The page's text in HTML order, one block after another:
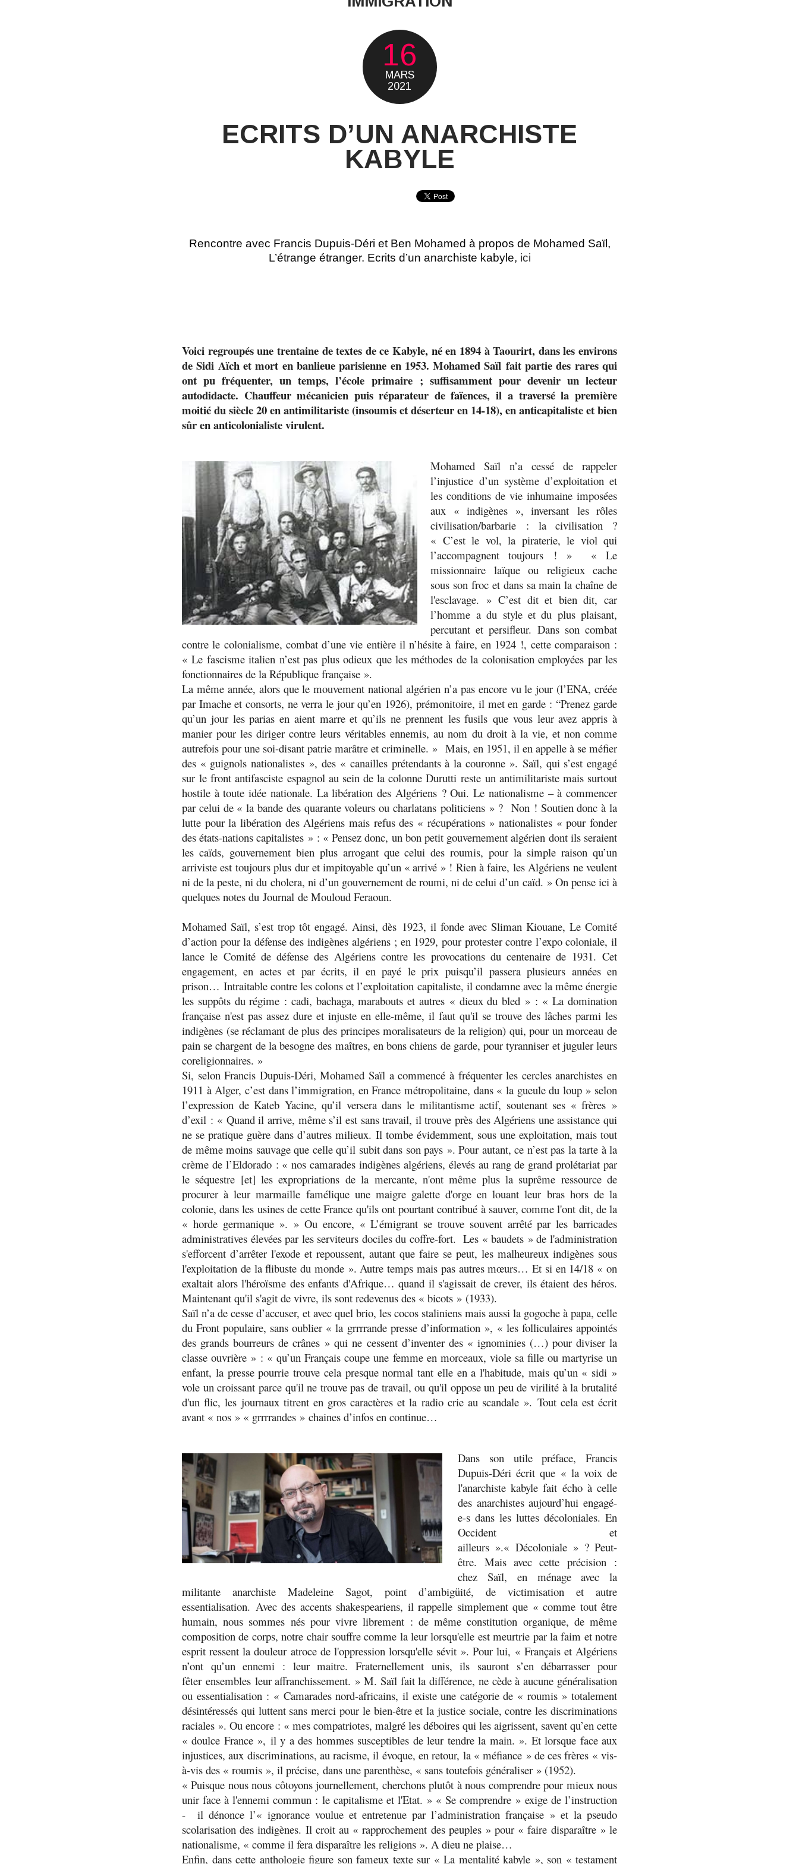
16
MARS
2021
ECRITS D’UN ANARCHISTE
KABYLE
Rencontre avec Francis Dupuis-Déri et Ben Mohamed à propos de Mohamed Saïl,
L’étrange étranger. Ecrits d’un anarchiste kabyle, ici
Voici regroupés une trentaine de textes de ce Kabyle, né en 1894 à Taourirt, dans les environs
de Sidi Aïch et mort en banlieue parisienne en 1953. Mohamed Saïl fait partie des rares qui
ont pu fréquenter, un temps, l’école primaire ; suffisamment pour devenir un lecteur
autodidacte. Chauffeur mécanicien puis réparateur de faïences, il a traversé la première
moitié du siècle 20 en antimilitariste (insoumis et déserteur en 14-18), en anticapitaliste et bien
sûr en anticolonialiste virulent.
Mohamed Saïl n’a cessé de rappeler
l’injustice d’un système d’exploitation et
les conditions de vie inhumaine imposées
aux « indigènes », inversant les rôles
civilisation/barbarie : la civilisation ?
« C’est le vol, la piraterie, le viol qui
l’accompagnent toujours ! » « Le
missionnaire laïque ou religieux cache
sous son froc et dans sa main la chaîne de
l'esclavage. » C’est dit et bien dit, car
l’homme a du style et du plus plaisant,
percutant et persifleur. Dans son combat
contre le colonialisme, combat d’une vie entière il n’hésite à faire, en 1924 !, cette comparaison :
«Le fascisme italien n’est pas plus odieux que les méthodes de la colonisation employées par les
fonctionnaires de la République française ».
La même année, alors que le mouvement national algérien n’a pas encore vu le jour (l’ENA, créée
par Imache et consorts, ne verra le jour qu’en 1926), prémonitoire, il met en garde : “Prenez garde
qu’un jour les parias en aient marre et qu’ils ne prennent les fusils que vous leur avez appris à
manier pour les diriger contre leurs véritables ennemis, au nom du droit à la vie, et non comme
autrefois pour une soi-disant patrie marâtre et criminelle. » Mais, en 1951, il en appelle à se méfier
des « guignols nationalistes », des « canailles prétendants à la couronne ». Saïl, qui s’est engagé
sur le front antifasciste espagnol au sein de la colonne Durutti reste un antimilitariste mais surtout
hostile à toute idée nationale. La libération des Algériens ? Oui. Le nationalisme – à commencer
par celui de «la bande des quarante voleurs ou charlatans politiciens » ? Non ! Soutien donc à la
lutte pour la libération des Algériens mais refus des « récupérations » nationalistes «pour fonder
des états-nations capitalistes » : «Pensez donc, un bon petit gouvernement algérien dont ils seraient
les caïds, gouvernement bien plus arrogant que celui des roumis, pour la simple raison qu’un
arriviste est toujours plus dur et impitoyable qu’un « arrivé » ! Rien à faire, les Algériens ne veulent
ni de la peste, ni du cholera, ni d’un gouvernement de roumi, ni de celui d’un caïd. » On pense ici à
quelques notes du Journal de Mouloud Feraoun.
Mohamed Saïl, s’est trop tôt engagé. Ainsi, dès 1923, il fonde avec Sliman Kiouane, Le Comité
d’action pour la défense des indigènes algériens ; en 1929, pour protester contre l’expo coloniale, il
lance le Comité de défense des Algériens contre les provocations du centenaire de 1931. Cet
engagement, en actes et par écrits, il en payé le prix puisqu’il passera plusieurs années en
prison… Intraitable contre les colons et l’exploitation capitaliste, il condamne avec la même énergie
les suppôts du régime : cadi, bachaga, marabouts et autres « dieux du bled » : «La domination
française n'est pas assez dure et injuste en elle-même, il faut qu'il se trouve des lâches parmi les
indigènes (se réclamant de plus des principes moralisateurs de la religion) qui, pour un morceau de
pain se chargent de la besogne des maîtres, en bons chiens de garde, pour tyranniser et juguler leurs
coreligionnaires. »
Si, selon Francis Dupuis-Déri, Mohamed Saïl a commencé à fréquenter les cercles anarchistes en
1911 à Alger, c’est dans l’immigration, en France métropolitaine, dans « la gueule du loup » selon
l’expression de Kateb Yacine, qu’il versera dans le militantisme actif, soutenant ses « frères »
d’exil : « Quand il arrive, même s’il est sans travail, il trouve près des Algériens une assistance qui
ne se pratique guère dans d’autres milieux. Il tombe évidemment, sous une exploitation, mais tout
de même moins sauvage que celle qu’il subit dans son pays ». Pour autant, ce n’est pas la tarte à la
crème de l’Eldorado : «nos camarades indigènes algériens, élevés au rang de grand prolétariat par
le séquestre [et] les expropriations de la mercante, n'ont même plus la suprême ressource de
procurer à leur marmaille famélique une maigre galette d'orge en louant leur bras hors de la
colonie, dans les usines de cette France qu'ils ont pourtant contribué à sauver, comme l'ont dit, de la
« horde germanique». » Ou encore, «L’émigrant se trouve souvent arrêté par les barricades
administratives élevées par les serviteurs dociles du coffre-fort. Les « baudets » de l'administration
s'efforcent d’arrêter l'exode et repoussent, autant que faire se peut, les malheureux indigènes sous
l'exploitation de la flibuste du monde». Autre temps mais pas autres mœurs… Et si en 14/18 «on
exaltait alors l'héroïsme des enfants d'Afrique… quand il s'agissait de crever, ils étaient des héros.
Maintenant qu'il s'agit de vivre, ils sont redevenus des « bicots » (1933).
Saïl n’a de cesse d’accuser, et avec quel brio, les cocos staliniens mais aussi la gogoche à papa, celle
du Front populaire, sans oublier «la grrrrande presse d’information », « les folliculaires appointés
des grands bourreurs de crânes » qui ne cessent d’inventer des « ignominies (…) pour diviser la
classe ouvrière » : «qu’un Français coupe une femme en morceaux, viole sa fille ou martyrise un
enfant, la presse pourrie trouve cela presque normal tant elle en a l'habitude, mais qu’un « sidi »
vole un croissant parce qu'il ne trouve pas de travail, ou qu'il oppose un peu de virilité à la brutalité
d'un flic, les journaux titrent en gros caractères et la radio crie au scandale ». Tout cela est écrit
avant « nos » « grrrrandes » chaines d’infos en continue…
Dans son utile préface, Francis
Dupuis-Déri écrit que «la voix de
l'anarchiste kabyle fait écho à celle
des anarchistes aujourd’hui engagé-
e-s dans les luttes décoloniales. En
Occident et
ailleurs ».« Décoloniale » ? Peut-
être. Mais avec cette précision :
chez Saïl, en ménage avec la
militante anarchiste Madeleine Sagot, point d’ambigüité, de victimisation et autre
essentialisation. Avec des accents shakespeariens, il rappelle simplement que « comme tout être
humain, nous sommes nés pour vivre librement : de même constitution organique, de même
composition de corps, notre chair souffre comme la leur lorsqu'elle est meurtrie par la faim et notre
esprit ressent la douleur atroce de l'oppression lorsqu'elle sévit ». Pour lui, « Français et Algériens
n’ont qu’un ennemi : leur maitre. Fraternellement unis, ils sauront s’en débarrasser pour
fêter ensembles leur affranchissement. » M. Saïl fait la différence, ne cède à aucune généralisation
ou essentialisation : « Camarades nord-africains, il existe une catégorie de « roumis » totalement
désintéressés qui luttent sans merci pour le bien-être et la justice sociale, contre les discriminations
raciales ». Ou encore : « mes compatriotes, malgré les déboires qui les aigrissent, savent qu’en cette
« doulce France », il y a des hommes susceptibles de leur tendre la main. ». Et lorsque face aux
injustices, aux discriminations, au racisme, il évoque, en retour, la «méfiance » de ces frères «vis-
à-vis des « roumis », il précise, dans une parenthèse, « sans toutefois généraliser » (1952).
«Puisque nous nous côtoyons journellement, cherchons plutôt à nous comprendre pour mieux nous
unir face à l'ennemi commun : le capitalisme et l'Etat. » « Se comprendre » exige de l’instruction
- il dénonce l’« ignorance voulue et entretenue par l’administration française » et la pseudo
scolarisation des indigènes. Il croit au «rapprochement des peuples » pour «faire disparaître » le
nationalisme, « comme il fera disparaître les religions ». A dieu ne plaise…
Enfin, dans cette anthologie figure son fameux texte sur « La mentalité kabyle », son « testament